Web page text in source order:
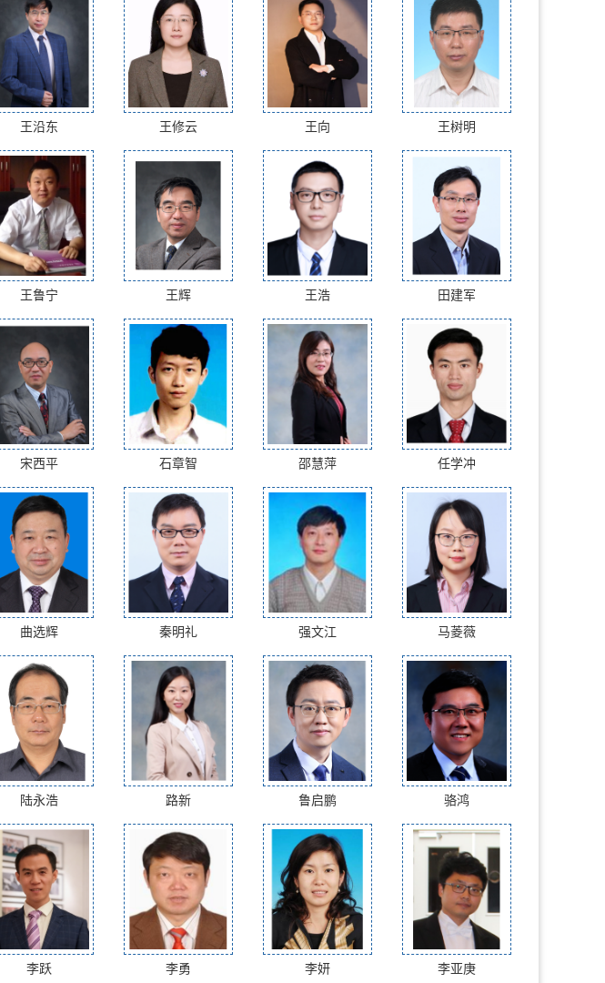
王沿东 王修云 王向 王树明
王鲁宁 王辉 王浩 田建军
宋西平 石章智 邵慧萍 任学冲
曲选辉 秦明礼 强文江 马菱薇
陆永浩 路新 鲁启鹏 骆鸿
李跃 李勇 李妍 李亚庚